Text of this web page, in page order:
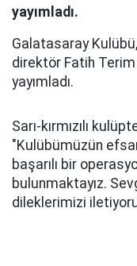
yayımladı.
Galatasaray
direktör Fatih
yayımladı.
Sarı-kırmızılı
"Kulübümüzün
başarılı bir
bulunmaktayız.
dileklerimizi